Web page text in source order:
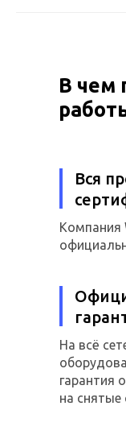
В чем
Вся
Компания
На всё
гарантия
на снятые